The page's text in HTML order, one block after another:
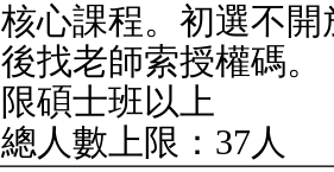
核心課程。初選不
後找老師索授權碼。
限碩士班以上
總人數上限：37人